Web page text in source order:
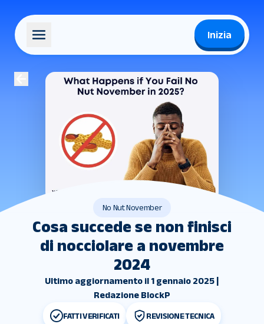
Inizia
No Nut November
Cosa succede se non finisci
di nocciolare a novembre
2024
Ultimo aggiornamento il 1 gennaio 2025 |
Redazione BlockP
FATTI VERIFICATI REVISIONE TECNICA